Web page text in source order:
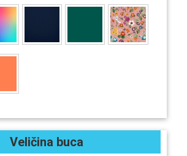
Veličina buca